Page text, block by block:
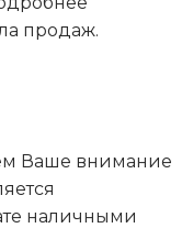
продаж.
Ваше внимание
наличными